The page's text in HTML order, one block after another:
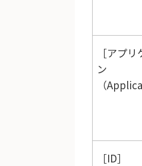
アプリ
ン
（
ID